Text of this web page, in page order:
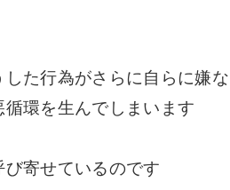
た行為がさらに自らに嫌な
環を生んでしまいます
寄せているのです